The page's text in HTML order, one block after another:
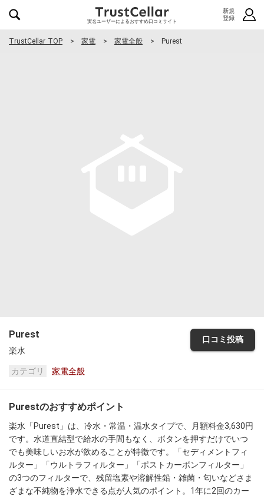
実名ユーザーによるおすすめ口コミサイト
新規
登録
TrustCellar TOP 家電 家電全般 Purest
Purest
楽水
口コミ投稿
カテゴリ 家電全般
Purestのおすすめポイント
楽水「Purest」は、冷水・常温・温水タイプで、月額料金3,630円
です。水道直結型で給水の手間もなく、ボタンを押すだけでいつ
でも美味しいお水が飲めることが特徴です。「セディメントフィ
ルター」「ウルトラフィルター」「ポストカーボンフィルター」
の3つのフィルターで、残留塩素や溶解性鉛・雑菌・匂いなどさま
ざまな不純物を浄水できる点が人気のポイント。1年に2回のカー